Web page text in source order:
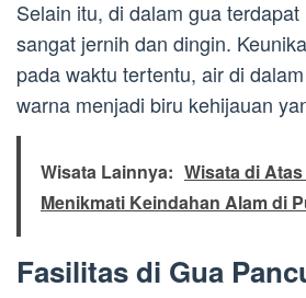
Selain itu, di dalam gua
sangat jernih dan dingin.
pada waktu tertentu, air di
warna menjadi biru kehijauan
Wisata Lainnya: Wisata di
Menikmati Keindahan Alam di
Fasilitas di Gua